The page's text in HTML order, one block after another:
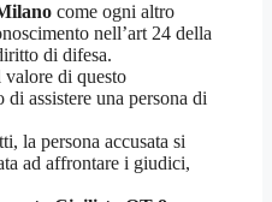
come ogni altro
nell’art 24 della
di difesa.
di questo
assistere una persona di
la persona accusata si
ad affrontare i giudici,